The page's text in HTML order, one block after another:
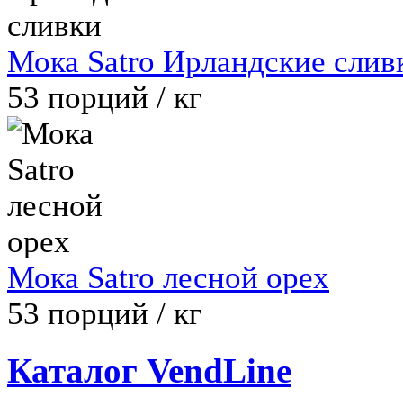
Мока Satro Ирландские
53 порций / кг
Мока Satro лесной орех
53 порций / кг
Каталог VendLine